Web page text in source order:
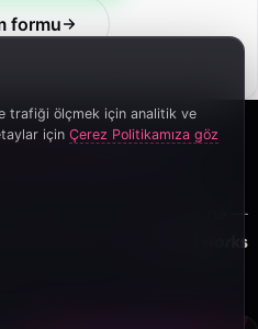
formu
5 yıldızlı otel zincirlerine —
ve güvenilir.
trafiği ölçmek için analitik ve
için Çerez Politikamıza göz